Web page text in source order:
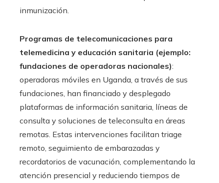
inmunización.
Programas de telecomunicaciones para
telemedicina y educación sanitaria (ejemplo:
fundaciones de operadoras nacionales):
operadoras móviles en Uganda, a través de sus
fundaciones, han financiado y desplegado
plataformas de información sanitaria, líneas de
consulta y soluciones de teleconsulta en áreas
remotas. Estas intervenciones facilitan triage
remoto, seguimiento de embarazadas y
recordatorios de vacunación, complementando la
atención presencial y reduciendo tiempos de